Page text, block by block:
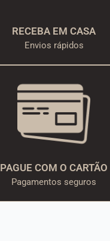
RECEBA EM CASA
Envios rápidos
PAGUE COM O CARTÃO
Pagamentos seguros